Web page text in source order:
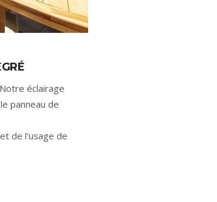
éclairage
panneau de
de l’usage de